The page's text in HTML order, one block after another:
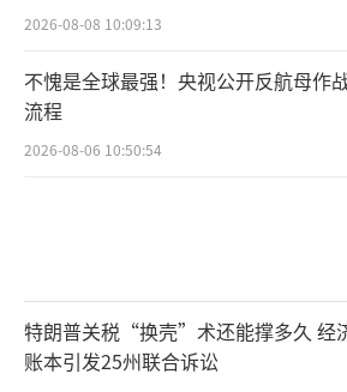
2026-08-08 10:09:13
不愧是全球最强！央视公开反航母作
流程
2026-08-06 10:50:54
特朗普关税“换壳”术还能撑多久 经
账本引发25州联合诉讼